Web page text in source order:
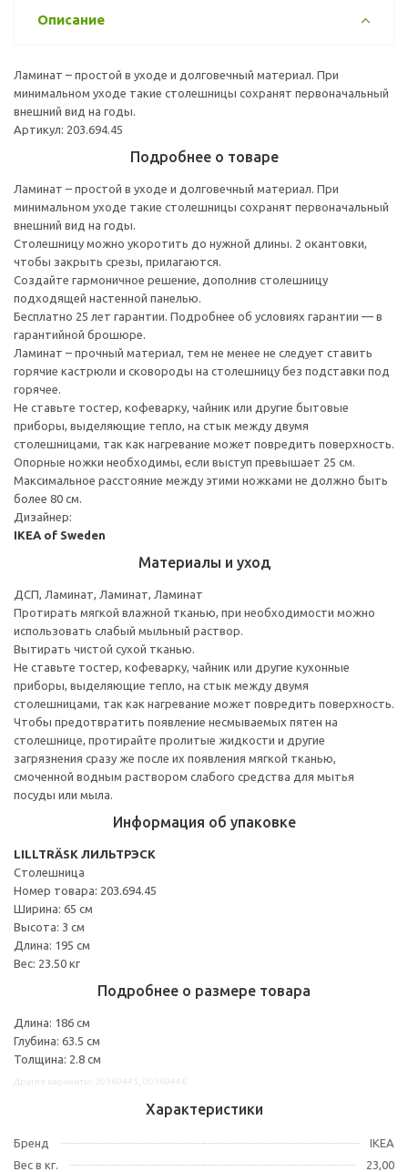
Описание
Ламинат – простой в уходе и долговечный материал. При
минимальном уходе такие столешницы сохранят первоначальный
внешний вид на годы.
Артикул: 203.694.45
Подробнее о товаре
Ламинат – простой в уходе и долговечный материал. При
минимальном уходе такие столешницы сохранят первоначальный
внешний вид на годы.
Столешницу можно укоротить до нужной длины. 2 окантовки,
чтобы закрыть срезы, прилагаются.
Создайте гармоничное решение, дополнив столешницу
подходящей настенной панелью.
Бесплатно 25 лет гарантии. Подробнее об условиях гарантии — в
гарантийной брошюре.
Ламинат – прочный материал, тем не менее не следует ставить
горячие кастрюли и сковороды на столешницу без подставки под
горячее.
Не ставьте тостер, кофеварку, чайник или другие бытовые
приборы, выделяющие тепло, на стык между двумя
столешницами, так как нагревание может повредить поверхность.
Опорные ножки необходимы, если выступ превышает 25 см.
Максимальное расстояние между этими ножками не должно быть
более 80 см.
Дизайнер:
IKEA of Sweden
Материалы и уход
ДСП, Ламинат, Ламинат, Ламинат
Протирать мягкой влажной тканью, при необходимости можно
использовать слабый мыльный раствор.
Вытирать чистой сухой тканью.
Не ставьте тостер, кофеварку, чайник или другие кухонные
приборы, выделяющие тепло, на стык между двумя
столешницами, так как нагревание может повредить поверхность.
Чтобы предотвратить появление несмываемых пятен на
столешнице, протирайте пролитые жидкости и другие
загрязнения сразу же после их появления мягкой тканью,
смоченной водным раствором слабого средства для мытья
посуды или мыла.
Информация об упаковке
LILLTRÄSK ЛИЛЬТРЭСК
Столешница
Номер товара: 203.694.45
Ширина: 65 см
Высота: 3 см
Длина: 195 см
Вес: 23.50 кг
Подробнее о размере товара
Длина: 186 см
Глубина: 63.5 см
Толщина: 2.8 см
Характеристики
Бренд
IKEA
Вес в кг.
23,00